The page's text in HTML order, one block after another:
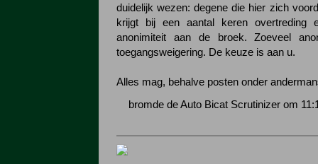
duidelijk wezen: degene die hier zich
krijgt bij een aantal keren overtreding
anonimiteit aan de broek. Zoeveel
toegangsweigering. De keuze is aan u.
Alles mag, behalve posten onder
bromde de Auto Bicat Scrutinizer om